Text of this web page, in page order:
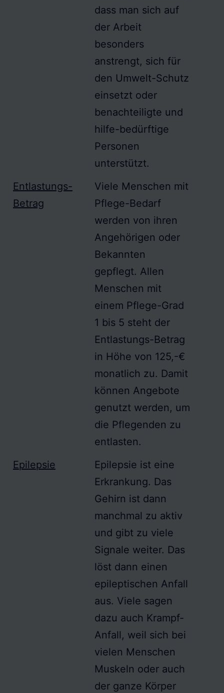
dass man sich auf
der Arbeit
besonders
anstrengt, sich für
den Umwelt-Schutz
einsetzt oder
benachteiligte und
hilfe-bedürftige
Personen
unterstützt.
Entlastungs-
Betrag
Viele Menschen mit
Pflege-Bedarf
werden von ihren
Angehörigen oder
Bekannten
gepflegt. Allen
Menschen mit
einem Pflege-Grad
1 bis 5 steht der
Entlastungs-Betrag
in Höhe von 125,-€
monatlich zu. Damit
können Angebote
genutzt werden, um
die Pflegenden zu
entlasten.
Epilepsie
Epilepsie ist eine
Erkrankung. Das
Gehirn ist dann
manchmal zu aktiv
und gibt zu viele
Signale weiter. Das
löst dann einen
epileptischen Anfall
aus. Viele sagen
dazu auch Krampf-
Anfall, weil sich bei
vielen Menschen
Muskeln oder auch
der ganze Körper